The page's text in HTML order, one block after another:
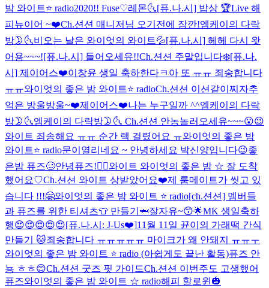
밤 와이트⭐️ radio2020!! Fuse♡레몬🌜[퓨.나.시] 밥상 🏆Live 해
피뉴이어 ~❤️Ch.션션 매니저님 오기전에 잠깐!엠케이의 다락
방🌛🌜비오는 날은 와이엇의 와이트💦[퓨.나.시] 헤헤 다시 왓
어용~~~![퓨.나.시] 들어오세유!!Ch.션션 주말입니다❄️[퓨.나.
시] 제이어스❤️이창윤 생일 축하한다ㅋ 아 또 ㅠㅠ 죄송합니다
ㅠㅠ와이엇의 좋은 밤 와이트⭐️ radioCh.션션 이션같이찌자추
억은 방울방울~❤️제이어스❤️나는 누구일까 ^^엠케이의 다락
방🌛🌜엠케이의 다락방🌛🌜 Ch.션션 안농놀러오세유~~~😮😉
와이트 죄송해요 ㅠㅠ 순간 렉 걸렸어요 ㅠ와이엇의 좋은 밤
와이트⭐️ radio문이열리네요 ~ 안녕하세요 박신양입니다😉좋
은밤 퓨즈🥴안녕퓨즈!👍🏻와이트 와이엇의 좋은 밤 ☆ 잘 도착
했어요♡Ch.션션 와이트 상받았어요❤️제 룸메이트가 씻고 있
습니다 !!!🤗와이엇의 좋은 밤 와이트 ⭐️ radio[ch.션션] 멤버들
과 퓨즈를 위한 티셔츠👕 만들기🦈잘자유~😙🌟MK 생일축하
행😍😍😍😍😍[퓨.나.시: J-Us❤️]11월 11일 뀬이의 가래떡 간식
만들기 🐱죄송합니다 ㅠㅠㅠㅠㅠ 마이크가 왜 안돼지 ㅠㅠㅜ
와이엇의 좋은 밤 와이트 ⭐️ radio (아쉽게도 끝난 활동)퓨즈 안
뇽 ㅎㅎ😊Ch.션션 굿즈 핏 가이드Ch.션션 이번주도 고생했어
퓨즈와이엇의 좋은 밤 와이트 ☆ radio해피 할로윈🎃